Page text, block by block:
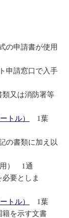
の申請書が使用
申請窓口で入手
類又は消防署等
トル） 1葉
の書類に加え以
用） 1通
必要としま
トル）
1葉
籍を示す文書